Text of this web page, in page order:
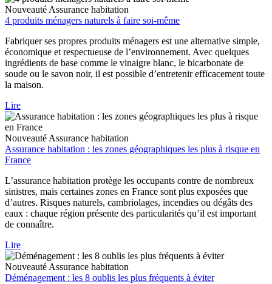
Nouveauté Assurance habitation
4 produits ménagers naturels à faire soi-même
Fabriquer ses propres produits ménagers est une alternative simple,
économique et respectueuse de l’environnement. Avec quelques
ingrédients de base comme le vinaigre blanc, le bicarbonate de
soude ou le savon noir, il est possible d’entretenir efficacement toute
la maison.
Lire
Nouveauté Assurance habitation
Assurance habitation : les zones géographiques les plus à risque en
France
L’assurance habitation protège les occupants contre de nombreux
sinistres, mais certaines zones en France sont plus exposées que
d’autres. Risques naturels, cambriolages, incendies ou dégâts des
eaux : chaque région présente des particularités qu’il est important
de connaître.
Lire
Nouveauté Assurance habitation
Déménagement : les 8 oublis les plus fréquents à éviter